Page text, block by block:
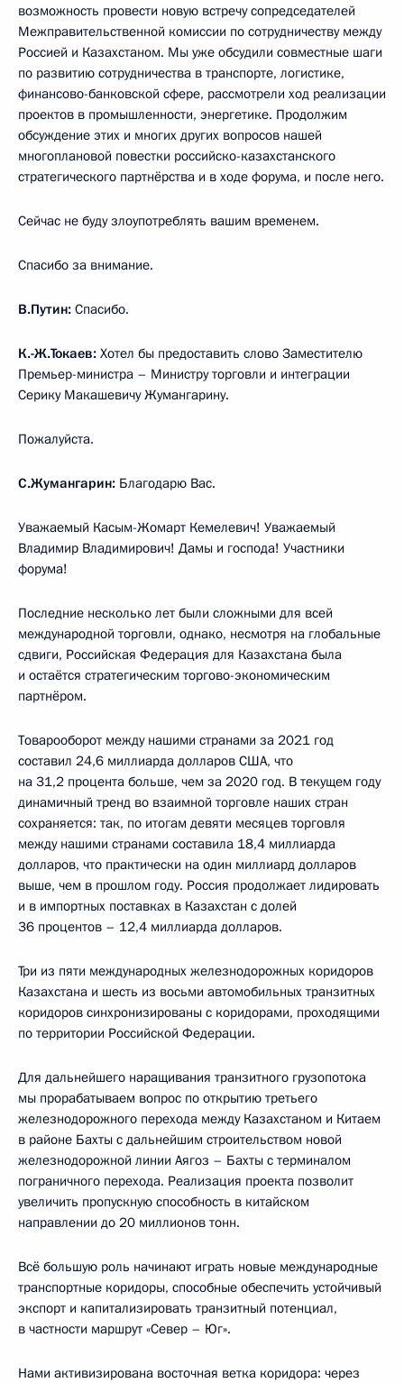
возможность провести новую встречу сопредседателей
Межправительственной комиссии по сотрудничеству между
Россией и Казахстаном. Мы уже обсудили совместные шаги
по развитию сотрудничества в транспорте, логистике,
финансово-банковской сфере, рассмотрели ход реализации
проектов в промышленности, энергетике. Продолжим
обсуждение этих и многих других вопросов нашей
многоплановой повестки российско-казахстанского
стратегического партнёрства и в ходе форума, и после него.
Сейчас не буду злоупотреблять вашим временем.
Спасибо за внимание.
В.Путин: Спасибо.
К.-Ж.Токаев: Хотел бы предоставить слово Заместителю
Премьер-министра – Министру торговли и интеграции
Серику Макашевичу Жумангарину.
Пожалуйста.
С.Жумангарин: Благодарю Вас.
Уважаемый Касым-Жомарт Кемелевич! Уважаемый
Владимир Владимирович! Дамы и господа! Участники
форума!
Последние несколько лет были сложными для всей
международной торговли, однако, несмотря на глобальные
сдвиги, Российская Федерация для Казахстана была
и остаётся стратегическим торгово-экономическим
партнёром.
Товарооборот между нашими странами за 2021 год
составил 24,6 миллиарда долларов США, что
на 31,2 процента больше, чем за 2020 год. В текущем году
динамичный тренд во взаимной торговле наших стран
сохраняется: так, по итогам девяти месяцев торговля
между нашими странами составила 18,4 миллиарда
долларов, что практически на один миллиард долларов
выше, чем в прошлом году. Россия продолжает лидировать
и в импортных поставках в Казахстан с долей
36 процентов – 12,4 миллиарда долларов.
Три из пяти международных железнодорожных коридоров
Казахстана и шесть из восьми автомобильных транзитных
коридоров синхронизированы с коридорами, проходящими
по территории Российской Федерации.
Для дальнейшего наращивания транзитного грузопотока
мы прорабатываем вопрос по открытию третьего
железнодорожного перехода между Казахстаном и Китаем
в районе Бахты с дальнейшим строительством новой
железнодорожной линии Аягоз – Бахты с терминалом
пограничного перехода. Реализация проекта позволит
увеличить пропускную способность в китайском
направлении до 20 миллионов тонн.
Всё большую роль начинают играть новые международные
транспортные коридоры, способные обеспечить устойчивый
экспорт и капитализировать транзитный потенциал,
в частности маршрут «Север – Юг».
Нами активизирована восточная ветка коридора: через